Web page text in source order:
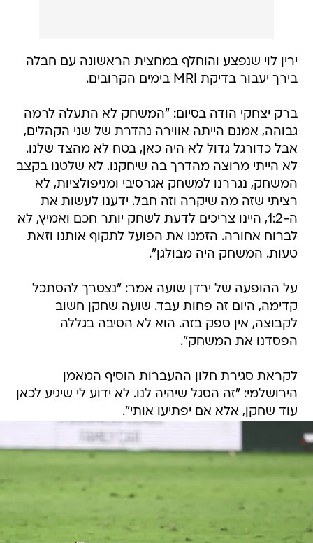
ירין לוי שנפצע והוחלף במחצית הראשונה עם חבלה
בירך יעבור בדיקת MRI בימים הקרובים.
ברק יצחקי הודה בסיום: "המשחק לא התעלה לרמה
גבוהה, אמנם הייתה אווירה נהדרת של שני הקהלים,
אבל כדורגל גדול לא היה כאן, בטח לא מהצד שלנו.
לא הייתי מרוצה מהדרך בה שיחקנו. לא שלטנו בקצב
המשחק, נגררנו למשחק אגרסיבי ומניפולציות, לא
רציתי שזה מה שיקרה וזה חבל. ידענו לעשות את
ה-1:2, היינו צריכים לדעת לשחק יותר חכם ואמיץ, לא
לברוח אחורה. הזמנו את הפועל לתקוף אותנו וזאת
טעות. המשחק היה מבולגן".
על ההופעה של ירדן שועה אמר: "נצטרך להסתכל
קדימה, היום זה פחות עבד. שועה שחקן חשוב
לקבוצה, אין ספק בזה. הוא לא הסיבה בגללה
הפסדנו את המשחק".
לקראת סגירת חלון ההעברות הוסיף המאמן
הירושלמי: "זה הסגל שיהיה לנו. לא ידוע לי שיגיע לכאן
עוד שחקן, אלא אם יפתיעו אותי".